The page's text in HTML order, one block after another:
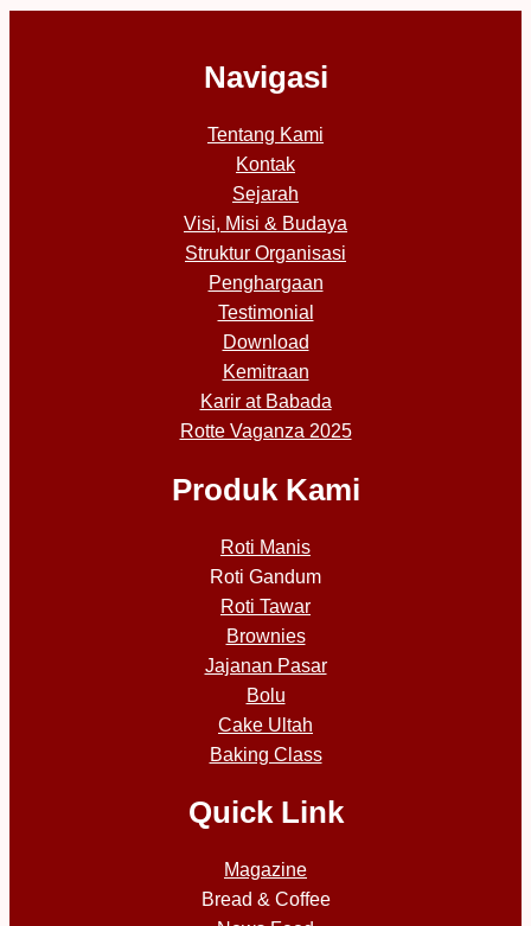
Navigasi
Tentang Kami
Kontak
Sejarah
Visi, Misi & Budaya
Struktur Organisasi
Penghargaan
Testimonial
Download
Kemitraan
Karir at Babada
Rotte Vaganza 2025
Produk Kami
Roti Manis
Roti Gandum
Roti Tawar
Brownies
Jajanan Pasar
Bolu
Cake Ultah
Baking Class
Quick Link
Magazine
Bread & Coffee